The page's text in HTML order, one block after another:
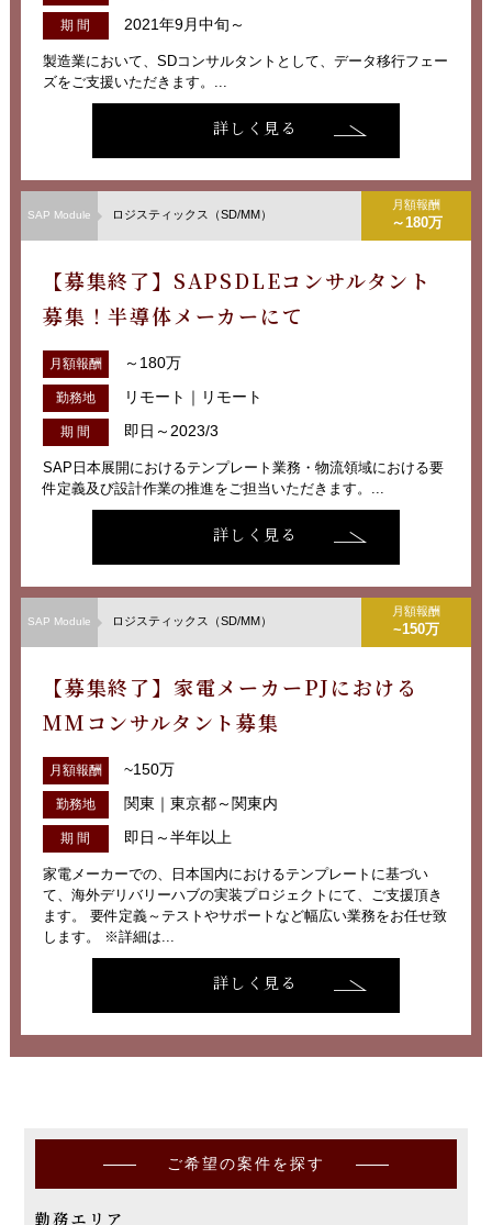
期 間 2021年9月中旬～
製造業において、SDコンサルタントとして、データ移行フェー
ズをご支援いただきます。...
詳しく見る
SAP Module ロジスティックス（SD/MM）
月額報酬
～180万
【募集終了】SAPSDLEコンサルタント
募集！半導体メーカーにて
月額報酬 ～180万
勤務地 リモート｜リモート
期 間 即日～2023/3
SAP日本展開におけるテンプレート業務・物流領域における要
件定義及び設計作業の推進をご担当いただきます。...
詳しく見る
SAP Module ロジスティックス（SD/MM）
月額報酬
~150万
【募集終了】家電メーカーPJにおける
MMコンサルタント募集
月額報酬 ~150万
勤務地 関東｜東京都～関東内
期 間 即日～半年以上
家電メーカーでの、日本国内におけるテンプレートに基づい
て、海外デリバリーハブの実装プロジェクトにて、ご支援頂き
ます。 要件定義～テストやサポートなど幅広い業務をお任せ致
します。 ※詳細は...
詳しく見る
ご希望の案件を探す
勤務エリア